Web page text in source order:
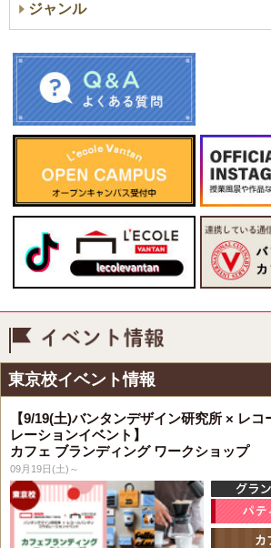
ジャンル
東京校イベント情報
【9/19(土)バンタンデザイン研究所 × レ
レーションイベント】
カフェ ブランディング ワークショップ
09月19日(土)～